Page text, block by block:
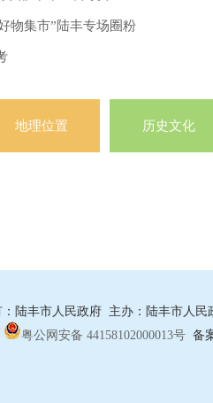
物集市”陆丰专场圈粉
地理位置 历史文化
：陆丰市人民政府 主办：陆丰市人
粤公网安备 44158102000013号 备